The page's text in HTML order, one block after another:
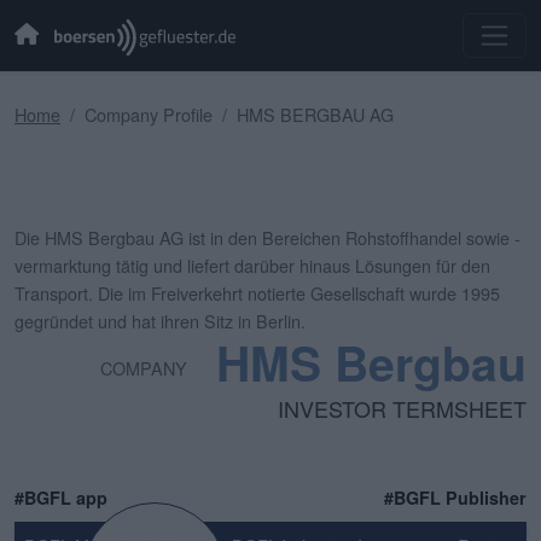
Home Company Profile HMS BERGBAU AG
Die HMS Bergbau AG ist in den Bereichen Rohstoffhandel sowie -
vermarktung tätig und liefert darüber hinaus Lösungen für den
Transport. Die im Freiverkehrt notierte Gesellschaft wurde 1995
gegründet und hat ihren Sitz in Berlin.
COMPANY
HMS Bergbau
INVESTOR TERMSHEET
#BGFL app #BGFL Publisher